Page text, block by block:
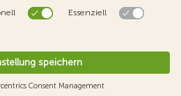
- rechtliche Informationen
Einstellungen